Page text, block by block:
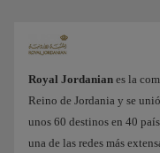
Royal Jordanian es la
Reino de Jordania y se
unos 60 destinos en 40
una de las redes más